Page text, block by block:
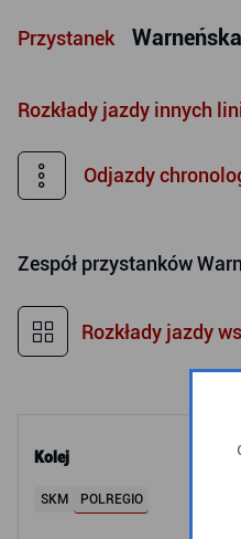
Kolej
SKM POLREGIO
Przystanek
Rozkłady jazdy innych
Odjazdy
Zespół przystanków
Rozkłady jazdy